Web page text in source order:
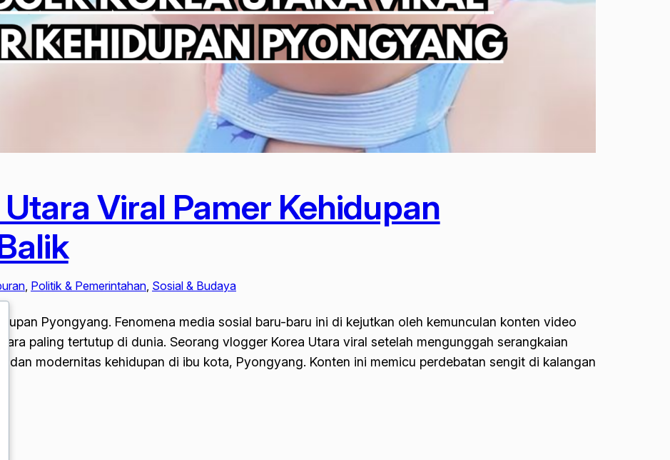
Viral Pamer Kehidupan
, Politik & Pemerintahan, Sosial & Budaya
Pyongyang. Fenomena media sosial baru-baru ini di kejutkan oleh kemunculan konten video
paling tertutup di dunia. Seorang vlogger Korea Utara viral setelah mengunggah serangkaian
dan modernitas kehidupan di ibu kota, Pyongyang. Konten ini memicu perdebatan sengit di kalangan